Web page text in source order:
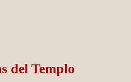
del Templo